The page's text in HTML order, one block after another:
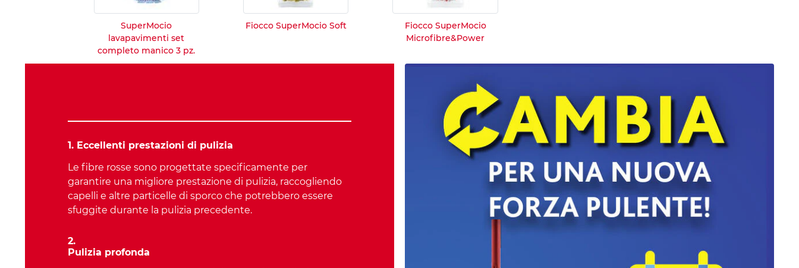
SuperMocio
lavapavimenti set
completo manico 3 pz.
Fiocco SuperMocio Soft
Fiocco SuperMocio
Microfibre&Power
1. Eccellenti prestazioni di pulizia
Le fibre rosse sono progettate specificamente per
garantire una migliore prestazione di pulizia, raccogliendo
capelli e altre particelle di sporco che potrebbero essere
sfuggite durante la pulizia precedente.
2.
Pulizia profonda